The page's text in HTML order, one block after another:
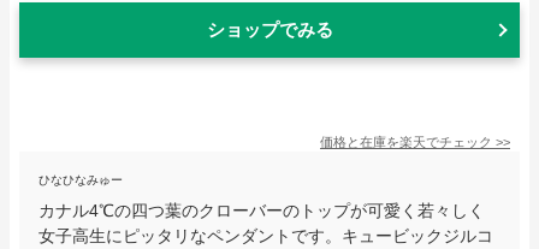
ショップでみる
価格と在庫を楽天でチェック >>
ひなひなみゅー
カナル4℃の四つ葉のクローバーのトップが可愛く若々しく
女子高生にピッタリなペンダントです。キュービックジルコ